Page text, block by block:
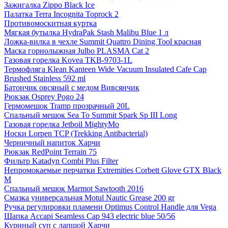
Зажигалка Zippo Black Ice
Палатка Terra Incognita Toprock 2
Противомоскитная куртка
Мягкая бутылка HydraPak Stash Malibu Blue 1 л
Ложка-вилка в чехле Summit Quattro Dining Tool красная
Маска горнолыжная Julbo PLASMA Cat 2
Газовая горелка Kovea TKB-9703-1L
Термофляга Klean Kanteen Wide Vacuum Insulated Cafe Cap
Brushed Stainless 592 ml
Батончик овсяный с медом Вивсянчик
Рюкзак Osprey Pogo 24
Гермомешок Tramp прозрачный 20L
Спальный мешок Sea To Summit Spark Sp III Long
Газовая горелка Jetboil MightyMo
Носки Lorpen TCP (Trekking Antibacterial)
Черничный напиток Харчи
Рюкзак RedPoint Terrain 75
Фильтр Katadyn Combi Plus Filter
Непромокаемые перчатки Extremities Corbett Glove GTX Black
M
Спальный мешок Marmot Sawtooth 2016
Смазка универсальная Motul Nautic Grease 200 gr
Ручка регулировки пламени Optimus Control Handle для Vega
Шапка Accapi Seamless Cap 943 electric blue 50/56
Куриный суп с лапшой Харчи